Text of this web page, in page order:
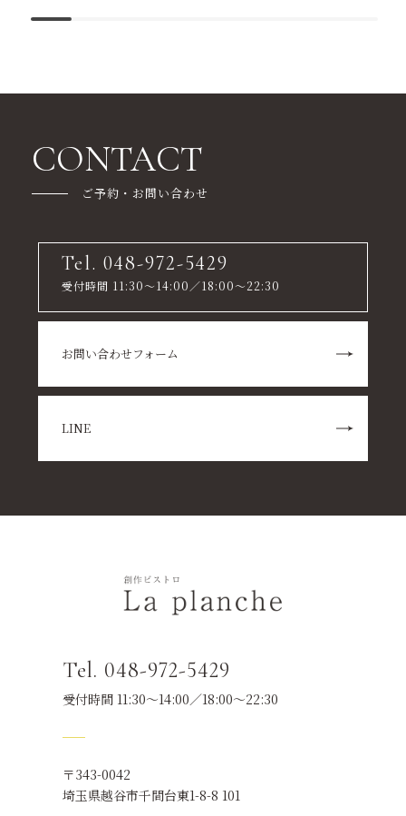
CONTACT
ご予約・お問い合わせ
Tel. 048-972-5429
受付時間 11:30～14:00／18:00～22:30
お問い合わせフォーム
LINE
Tel. 048-972-5429
受付時間 11:30～14:00／18:00～22:30
〒343-0042
埼玉県越谷市千間台東1-8-8 101